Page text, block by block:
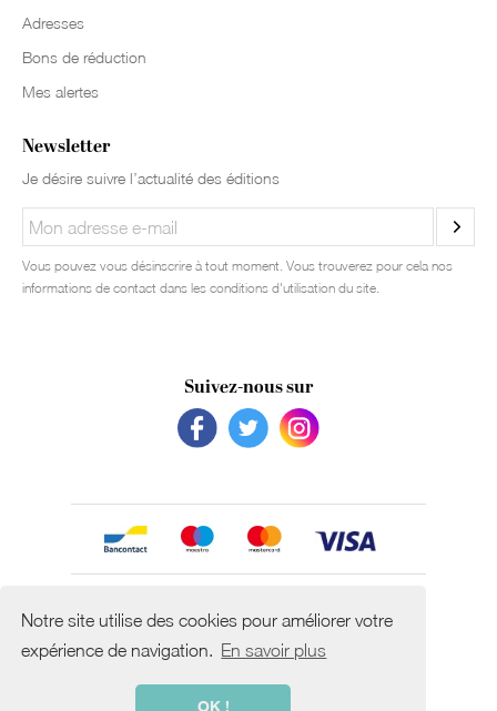
Notre site utilise des cookies pour améliorer votre
expérience de navigation. En savoir plus
OK !
Adresses
Bons de réduction
Mes alertes
Newsletter
Je désire suivre l’actualité des éditions
Vous pouvez vous désinscrire à tout moment. Vous trouverez pour cela nos
informations de contact dans les conditions d'utilisation du site.
Suivez-nous sur